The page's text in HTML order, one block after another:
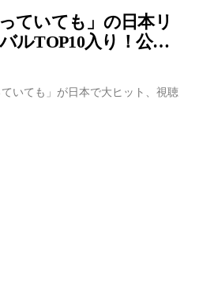
ていても」の日本リ
ルTOP10入り！公開
いても」が日本で大ヒット、視聴